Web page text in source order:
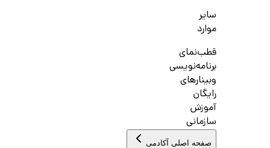
سایر
موارد
قطب‌نمای
برنامه‌نویسی
وبینارهای
رایگان
آموزش
سازمانی
صفحه اصلی آکادمی